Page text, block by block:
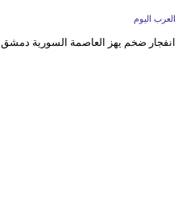
العرب اليوم
انفجار ضخم يهز العاصمة السورية دمشق‏